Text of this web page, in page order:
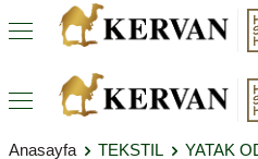
Anasayfa TEKSTIL
YATAK